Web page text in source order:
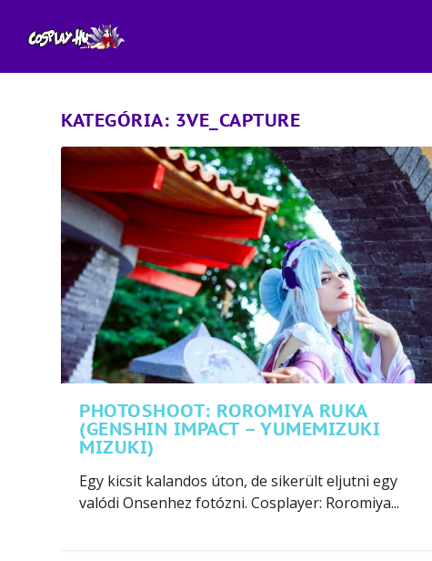
KATEGÓRIA: 3VE_CAPTURE
PHOTOSHOOT: ROROMIYA RUKA
(GENSHIN IMPACT – YUMEMIZUKI
MIZUKI)
Egy kicsit kalandos úton, de sikerült eljutni egy
valódi Onsenhez fotózni. Cosplayer: Roromiya...